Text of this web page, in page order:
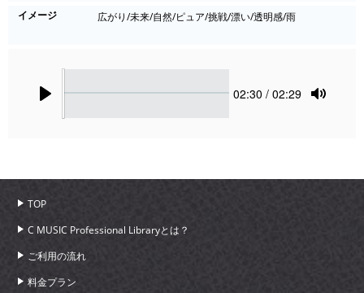
イメージ
広がり/未来/自然/ピュア/挑戦/漂い/透明感/雨
Current
02:30 / 02:29
TOP
C MUSIC Professional Libraryとは？
ご利用の流れ
料金プラン